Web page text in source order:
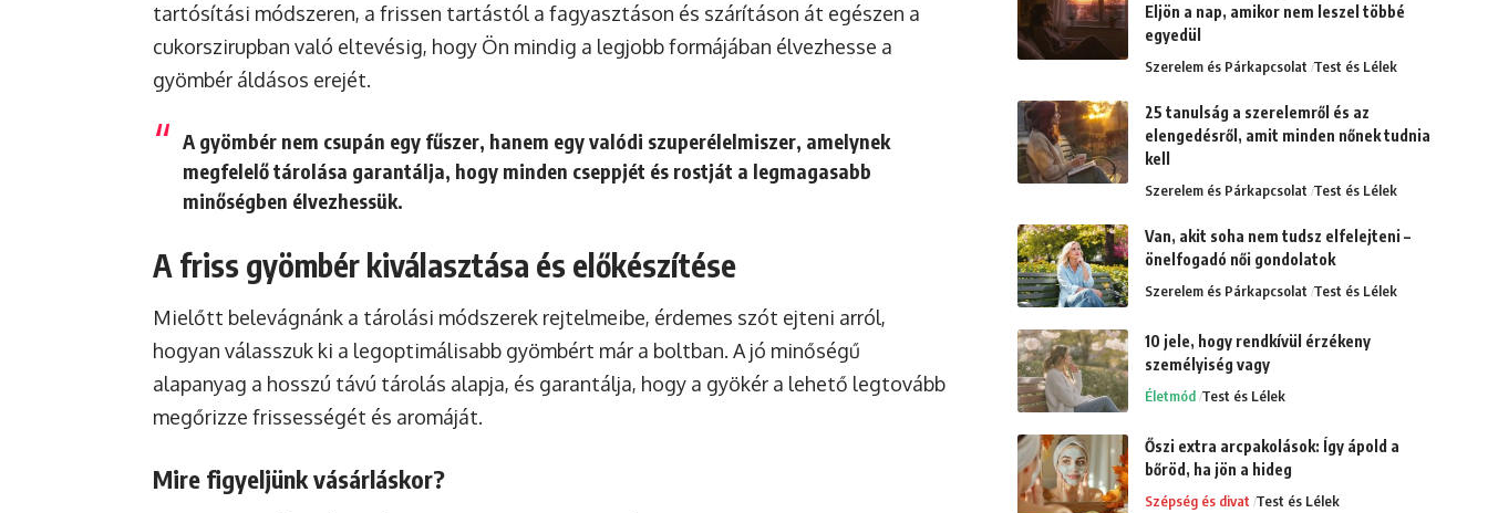
tartósítási módszeren, a frissen tartástól a fagyasztáson és szárításon át egészen a
cukorszirupban való eltevésig, hogy Ön mindig a legjobb formájában élvezhesse a
gyömbér áldásos erejét.
A gyömbér nem csupán egy fűszer, hanem egy valódi szuperélelmiszer, amelynek
megfelelő tárolása garantálja, hogy minden cseppjét és rostját a legmagasabb
minőségben élvezhessük.
A friss gyömbér kiválasztása és előkészítése
Mielőtt belevágnánk a tárolási módszerek rejtelmeibe, érdemes szót ejteni arról,
hogyan válasszuk ki a legoptimálisabb gyömbért már a boltban. A jó minőségű
alapanyag a hosszú távú tárolás alapja, és garantálja, hogy a gyökér a lehető legtovább
megőrizze frissességét és aromáját.
Mire figyeljünk vásárláskor?
Eljön a nap, amikor nem leszel többé
egyedül
Szerelem és Párkapcsolat Test és Lélek
25 tanulság a szerelemről és az
elengedésről, amit minden nőnek tudnia
kell
Szerelem és Párkapcsolat Test és Lélek
Van, akit soha nem tudsz elfelejteni –
önelfogadó női gondolatok
Szerelem és Párkapcsolat Test és Lélek
10 jele, hogy rendkívül érzékeny
személyiség vagy
Életmód Test és Lélek
Őszi extra arcpakolások: Így ápold a
bőröd, ha jön a hideg
Szépség és divat Test és Lélek